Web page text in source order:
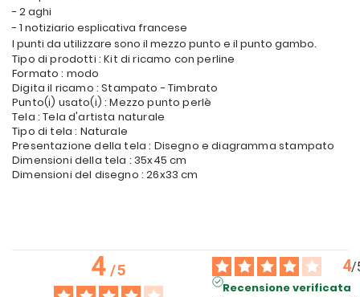
- 2 aghi
- 1 notiziario esplicativa francese
I punti da utilizzare sono il mezzo punto e il punto gambo.
Tipo di prodotti : Kit di ricamo con perline
Formato : modo
Digita il ricamo : Stampato - Timbrato
Punto(i) usato(i) : Mezzo punto perlè
Tela : Tela d'artista naturale
Tipo di tela : Naturale
Presentazione della tela : Disegno e diagramma stampato
Dimensioni della tela : 35x45 cm
Dimensioni del disegno : 26x33 cm
4/5 4/
Recensione verificata